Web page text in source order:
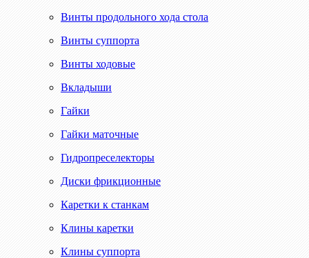
Винты продольного хода стола
Винты суппорта
Винты ходовые
Вкладыши
Гайки
Гайки маточные
Гидропреселекторы
Диски фрикционные
Каретки к станкам
Клины каретки
Клины суппорта